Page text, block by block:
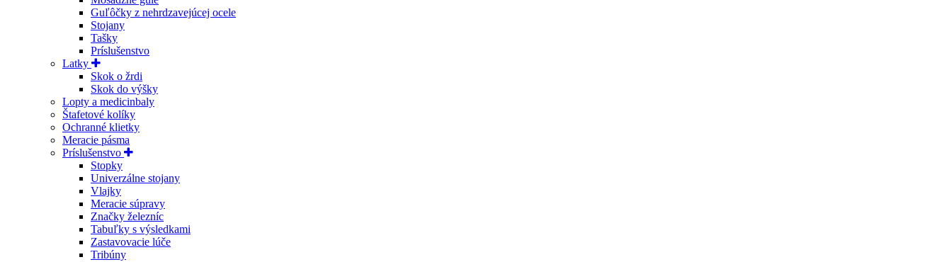
Guľôčky z nehrdzavejúcej ocele
Stojany
Tašky
Príslušenstvo
Latky
Skok o žrdi
Skok do výšky
Lopty a medicinbaly
Štafetové kolíky
Ochranné klietky
Meracie pásma
Príslušenstvo
Stopky
Univerzálne stojany
Vlajky
Meracie súpravy
Značky železníc
Tabuľky s výsledkami
Zastavovacie lúče
Tribúny